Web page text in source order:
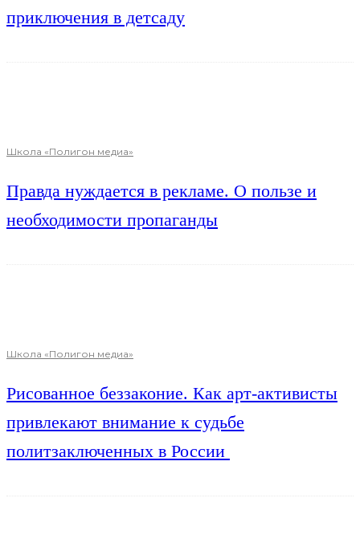
приключения в детсаду
Школа «Полигон медиа»
Правда нуждается в рекламе. О пользе и
необходимости пропаганды
Школа «Полигон медиа»
Рисованное беззаконие. Как арт-активисты
привлекают внимание к судьбе
политзаключенных в России